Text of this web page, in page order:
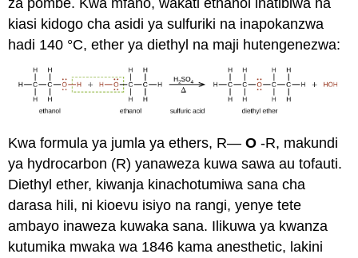
za pombe. Kwa mfano, wakati ethanol inatibiwa na
kiasi kidogo cha asidi ya sulfuriki na inapokanzwa
hadi 140 °C, ether ya diethyl na maji hutengenezwa:
Kwa formula ya jumla ya ethers, R—O -R, makundi
ya hydrocarbon (R) yanaweza kuwa sawa au tofauti.
Diethyl ether, kiwanja kinachotumiwa sana cha
darasa hili, ni kioevu isiyo na rangi, yenye tete
ambayo inaweza kuwaka sana. Ilikuwa ya kwanza
kutumika mwaka wa 1846 kama anesthetic, lakini